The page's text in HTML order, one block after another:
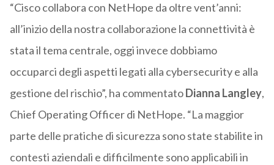
“Cisco collabora con NetHope da oltre vent’anni:
all’inizio della nostra collaborazione la connettività è
stata il tema centrale, oggi invece dobbiamo
occuparci degli aspetti legati alla cybersecurity e alla
gestione del rischio”, ha commentatoDianna Langley,
Chief Operating Officer di NetHope. “La maggior
parte delle pratiche di sicurezza sono state stabilite in
contesti aziendali e difficilmente sono applicabili in